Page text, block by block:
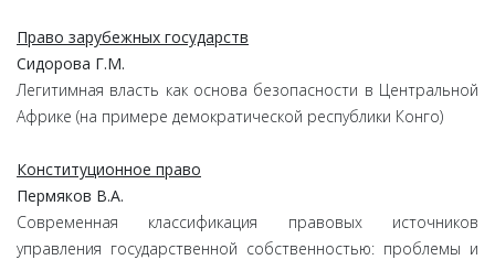
Право зарубежных государств
Сидорова Г.М.
Легитимная власть как основа безопасности в Центральной
Африке (на примере демократической республики Конго)
Конституционное право
Пермяков В.А.
Современная классификация правовых источников
управления государственной собственностью: проблемы и